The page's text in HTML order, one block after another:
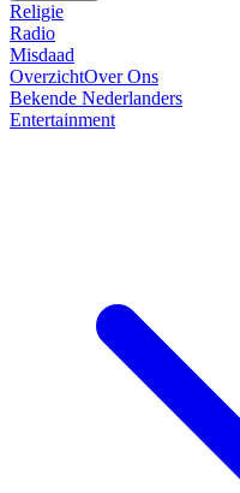
Religie
Radio
Misdaad
OverzichtOver Ons
Bekende Nederlanders
Entertainment